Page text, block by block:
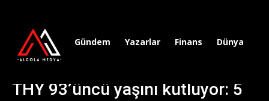
Gündem Yazarlar Finans Dünya
THY 93’üncü yaşını kutluyor: 5